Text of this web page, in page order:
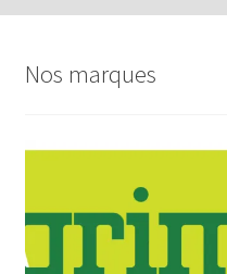
Nos marques